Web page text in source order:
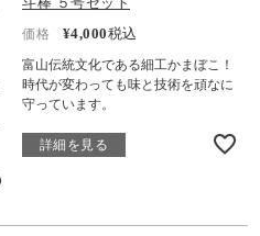
価格 ¥4,000税込
富山伝統文化である細工かまぼこ！
時代が変わっても味と技術を頑なに
守っています。
詳細を見る